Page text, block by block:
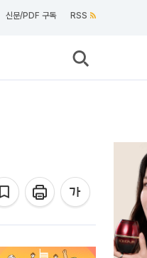
신문/PDF 구독 RSS